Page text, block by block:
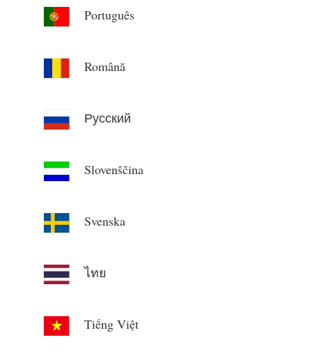
Português
Română
Русский
Slovenščina
Svenska
ไทย
Tiếng Việt